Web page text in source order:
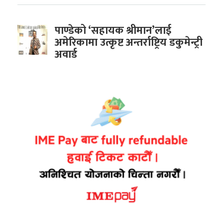
पाण्डेको ‘सहायक श्रीमान’लाई
अमेरिकामा उत्कृष्ट अन्तर्राष्ट्रिय डकुमेन्ट्री
अवार्ड